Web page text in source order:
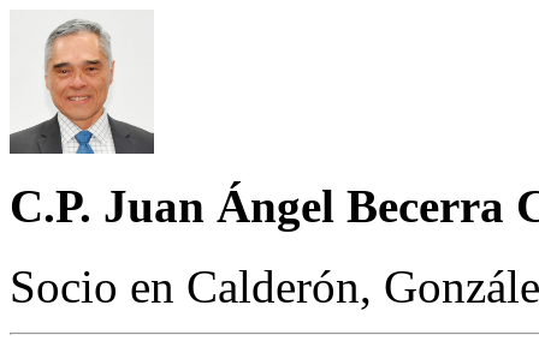
C.P. Juan Ángel Becerra
Socio en Calderón,